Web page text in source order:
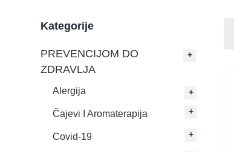
Kategorije
PREVENCIJOM DO
ZDRAVLJA
Alergija
Čajevi I Aromaterapija
Covid-19